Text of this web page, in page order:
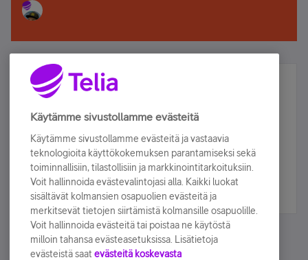
Älä jää paitsi – osallistu ja voita!
Tilaa Telian uutiskirje ja olet mukana arvonnassa.
sähköpostiisi.
Tilaa nyt
Käytämme sivustollamme evästeitä
Käytämme sivustollamme evästeitä ja vastaavia
teknologioita käyttökokemuksen parantamiseksi sekä
toiminnallisiin, tilastollisiin ja markkinointitarkoituksiin.
Voit hallinnoida evästevalintojasi alla. Kaikki luokat
sisältävät kolmansien osapuolien evästeitä ja
merkitsevät tietojen siirtämistä kolmansille osapuolille.
Voit hallinnoida evästeitä tai poistaa ne käytöstä
milloin tahansa evästeasetuksissa. Lisätietoja
evästeistä saat evästeitä koskevasta